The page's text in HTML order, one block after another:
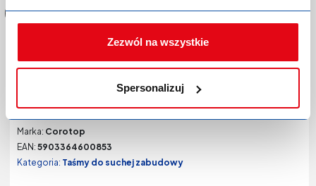
Zezwól na wszystkie
Spersonalizuj
Taśma Coromix dwustr. 20x50 Coromix
Marka: Corotop
EAN: 5903364600853
Kategoria: Taśmy do suchej zabudowy